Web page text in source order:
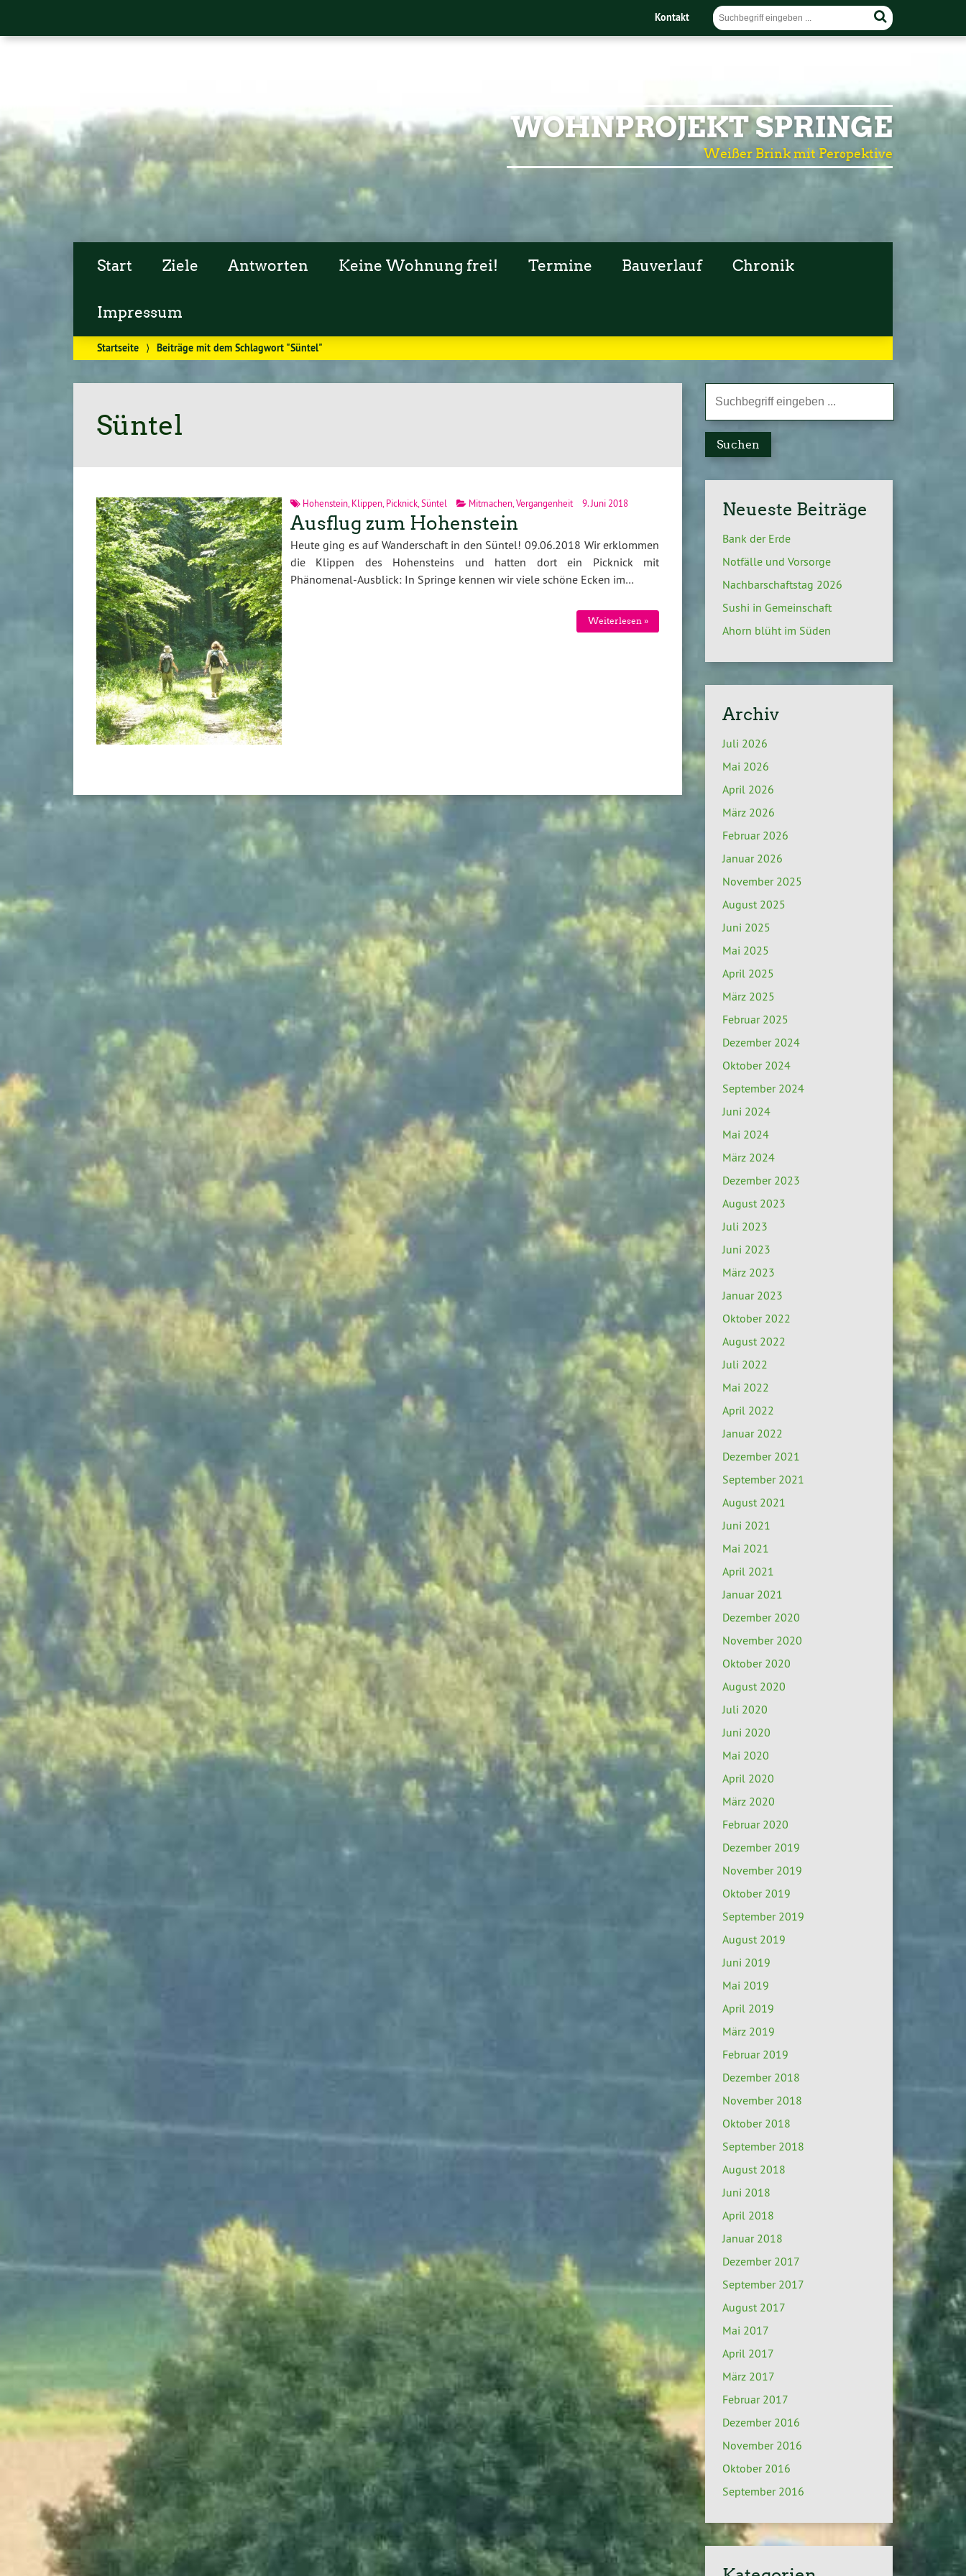
Kontakt
WOHNPROJEKT SPRINGE
Weißer Brink mit Perspektive
Start Ziele Antworten Keine Wohnung frei! Termine Bauverlauf Chronik
Impressum
Startseite ⟩ Beiträge mit dem Schlagwort "Süntel"
Süntel
Hohenstein, Klippen, Picknick, Süntel Mitmachen, Vergangenheit 9. Juni 2018
Ausflug zum Hohenstein
Heute ging es auf Wanderschaft in den Süntel! 09.06.2018 Wir erklommen
die Klippen des Hohensteins und hatten dort ein Picknick mit
Phänomenal-Ausblick: In Springe kennen wir viele schöne Ecken im…
Weiterlesen »
Suchen
Neueste Beiträge
Bank der Erde
Notfälle und Vorsorge
Nachbarschaftstag 2026
Sushi in Gemeinschaft
Ahorn blüht im Süden
Archiv
Juli 2026
Mai 2026
April 2026
März 2026
Februar 2026
Januar 2026
November 2025
August 2025
Juni 2025
Mai 2025
April 2025
März 2025
Februar 2025
Dezember 2024
Oktober 2024
September 2024
Juni 2024
Mai 2024
März 2024
Dezember 2023
August 2023
Juli 2023
Juni 2023
März 2023
Januar 2023
Oktober 2022
August 2022
Juli 2022
Mai 2022
April 2022
Januar 2022
Dezember 2021
September 2021
August 2021
Juni 2021
Mai 2021
April 2021
Januar 2021
Dezember 2020
November 2020
Oktober 2020
August 2020
Juli 2020
Juni 2020
Mai 2020
April 2020
März 2020
Februar 2020
Dezember 2019
November 2019
Oktober 2019
September 2019
August 2019
Juni 2019
Mai 2019
April 2019
März 2019
Februar 2019
Dezember 2018
November 2018
Oktober 2018
September 2018
August 2018
Juni 2018
April 2018
Januar 2018
Dezember 2017
September 2017
August 2017
Mai 2017
April 2017
März 2017
Februar 2017
Dezember 2016
November 2016
Oktober 2016
September 2016